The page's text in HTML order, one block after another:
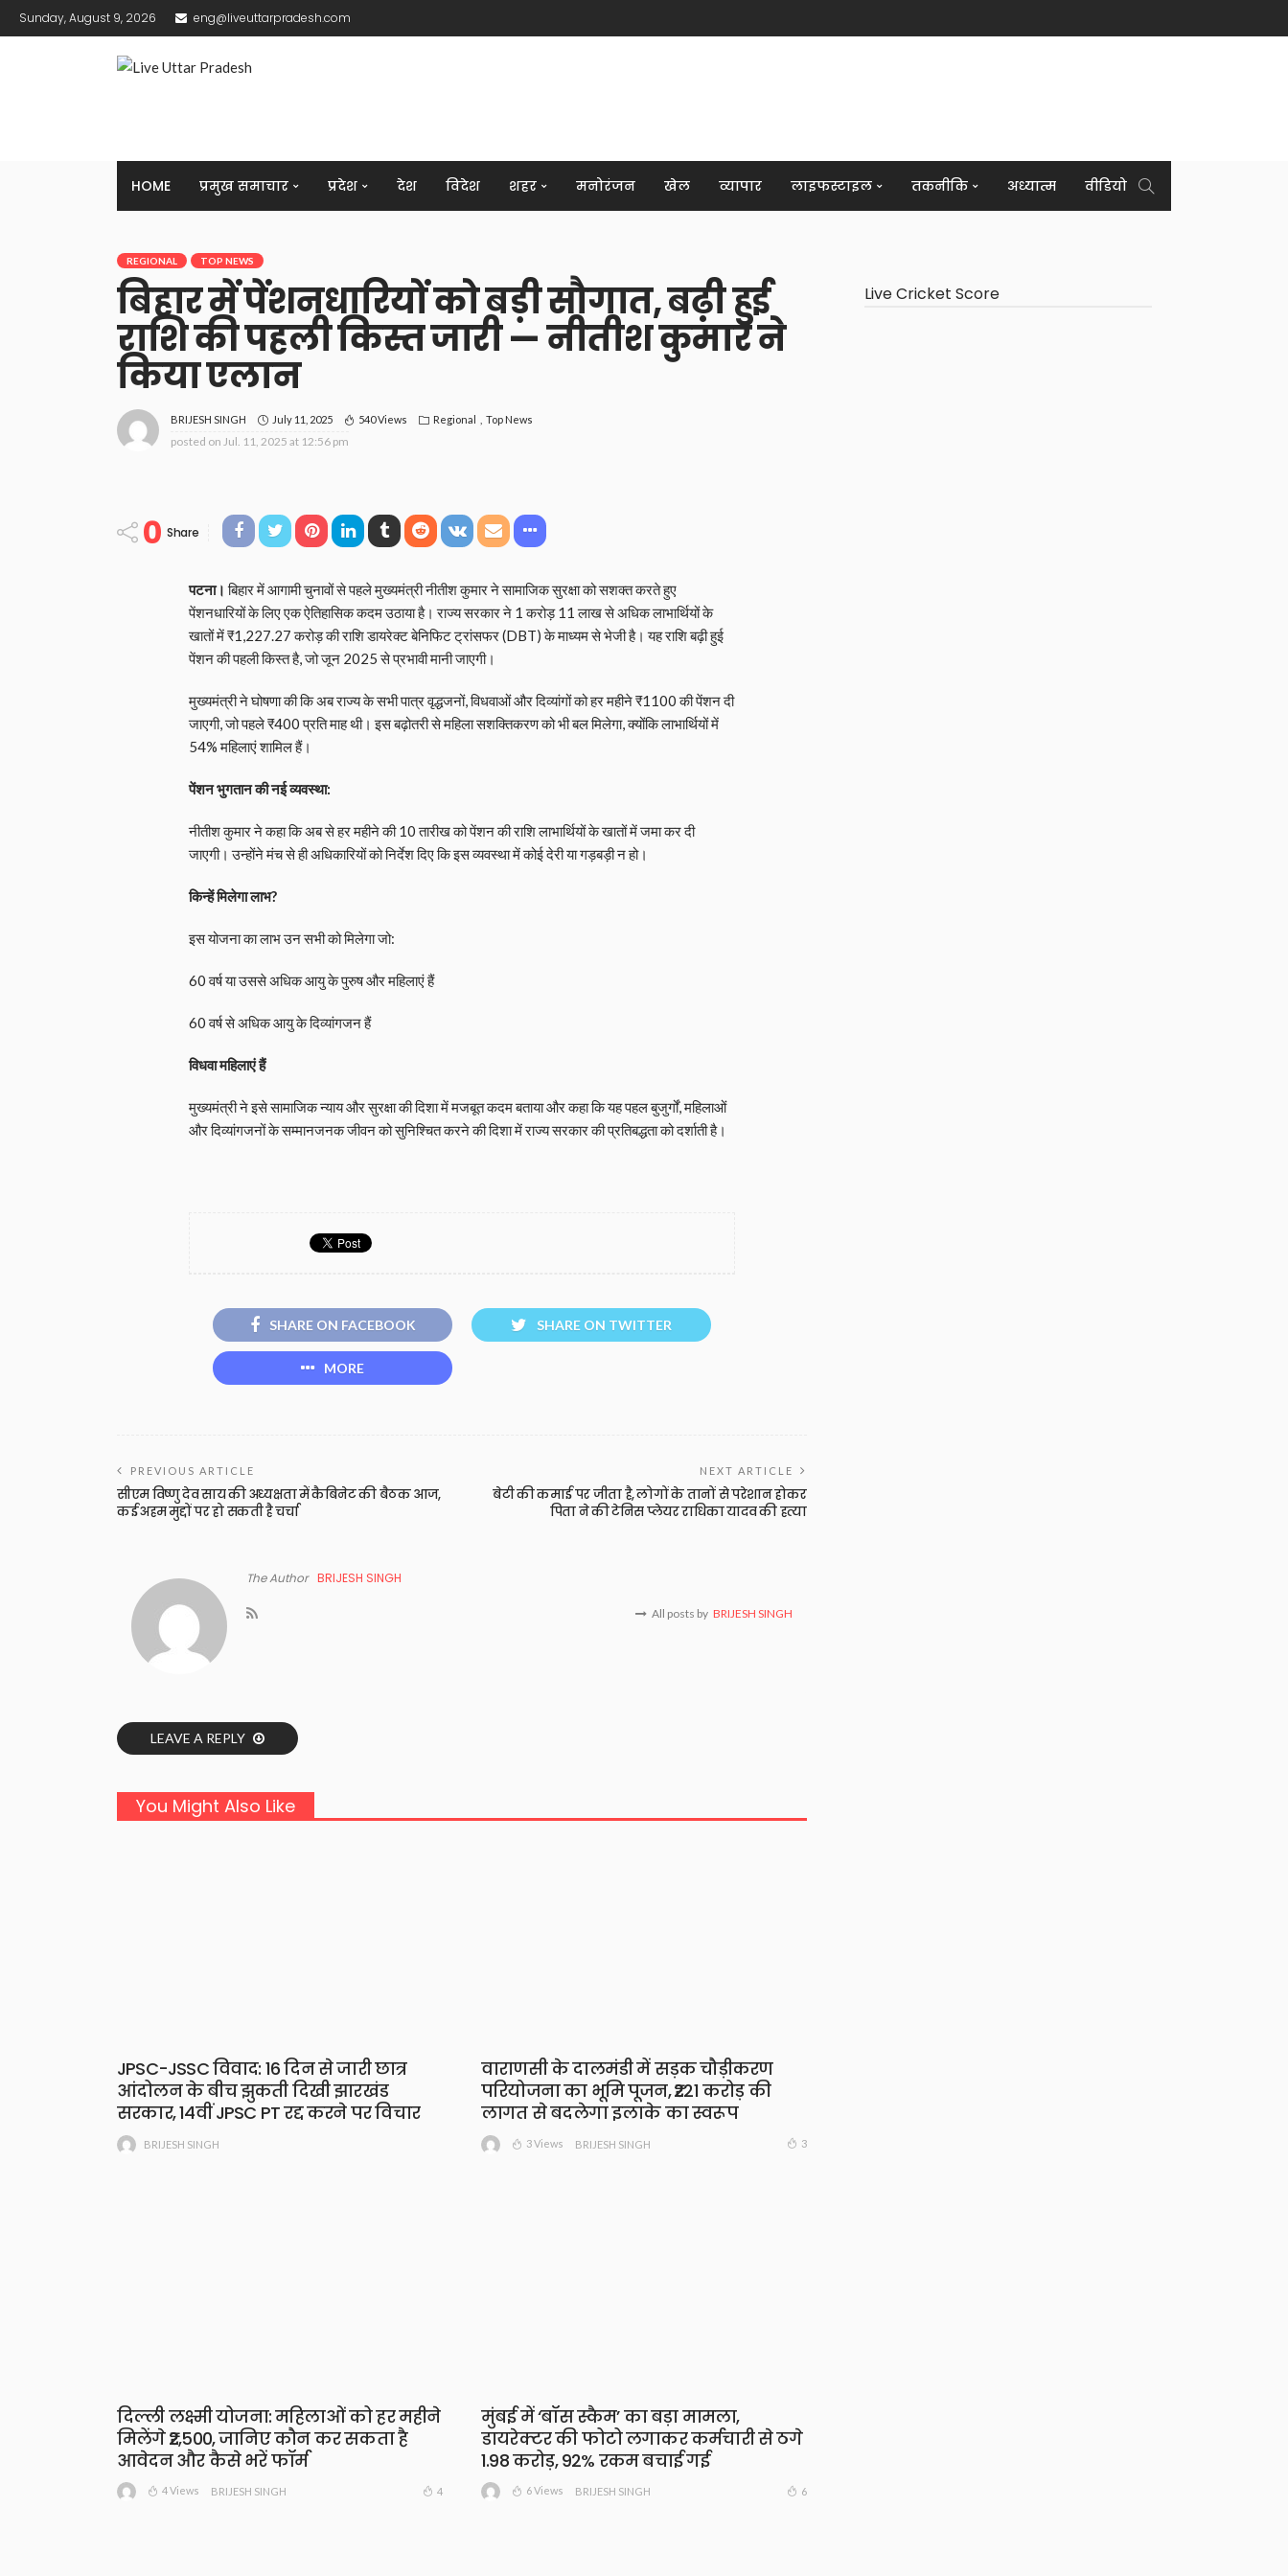
Sunday, August 9, 2026 eng@liveuttarpradesh.com
HOME प्रमुख समाचार प्रदेश देश विदेश शहर मनोरंजन खेल व्यापार लाइफस्टाइल तकनीकि अध्यात्म वीडियो
REGIONAL TOP NEWS
बिहार में पेंशनधारियों को बड़ी सौगात, बढ़ी हुई
राशि की पहली किस्त जारी — नीतीश कुमार ने
किया एलान
BRIJESH SINGH July 11, 2025 540 Views Regional Top News
posted on Jul. 11, 2025 at 12:56 pm
0 Share
पटना। बिहार में आगामी चुनावों से पहले मुख्यमंत्री नीतीश कुमार ने सामाजिक सुरक्षा को सशक्त करते हुए
पेंशनधारियों के लिए एक ऐतिहासिक कदम उठाया है। राज्य सरकार ने 1 करोड़ 11 लाख से अधिक लाभार्थियों के
खातों में ₹1,227.27 करोड़ की राशि डायरेक्ट बेनिफिट ट्रांसफर (DBT) के माध्यम से भेजी है। यह राशि बढ़ी हुई
पेंशन की पहली किस्त है, जो जून 2025 से प्रभावी मानी जाएगी।
मुख्यमंत्री ने घोषणा की कि अब राज्य के सभी पात्र वृद्धजनों, विधवाओं और दिव्यांगों को हर महीने ₹1100 की पेंशन दी
जाएगी, जो पहले ₹400 प्रति माह थी। इस बढ़ोतरी से महिला सशक्तिकरण को भी बल मिलेगा, क्योंकि लाभार्थियों में
54% महिलाएं शामिल हैं।
पेंशन भुगतान की नई व्यवस्था:
नीतीश कुमार ने कहा कि अब से हर महीने की 10 तारीख को पेंशन की राशि लाभार्थियों के खातों में जमा कर दी
जाएगी। उन्होंने मंच से ही अधिकारियों को निर्देश दिए कि इस व्यवस्था में कोई देरी या गड़बड़ी न हो।
किन्हें मिलेगा लाभ?
इस योजना का लाभ उन सभी को मिलेगा जो:
60 वर्ष या उससे अधिक आयु के पुरुष और महिलाएं हैं
60 वर्ष से अधिक आयु के दिव्यांगजन हैं
विधवा महिलाएं हैं
मुख्यमंत्री ने इसे सामाजिक न्याय और सुरक्षा की दिशा में मजबूत कदम बताया और कहा कि यह पहल बुजुर्गों, महिलाओं
और दिव्यांगजनों के सम्मानजनक जीवन को सुनिश्चित करने की दिशा में राज्य सरकार की प्रतिबद्धता को दर्शाती है।
SHARE ON FACEBOOK SHARE ON TWITTER
MORE
PREVIOUS ARTICLE
सीएम विष्णु देव साय की अध्यक्षता में कैबिनेट की बैठक आज,
कई अहम मुद्दों पर हो सकती है चर्चा
NEXT ARTICLE
बेटी की कमाई पर जीता है, लोगों के तानों से परेशान होकर
पिता ने की टेनिस प्लेयर राधिका यादव की हत्या
The Author BRIJESH SINGH
All posts by BRIJESH SINGH
LEAVE A REPLY
You Might Also Like
JPSC-JSSC विवाद: 16 दिन से जारी छात्र
आंदोलन के बीच झुकती दिखी झारखंड
सरकार, 14वीं JPSC PT रद्द करने पर विचार
BRIJESH SINGH
वाराणसी के दालमंडी में सड़क चौड़ीकरण
परियोजना का भूमि पूजन, ₹221 करोड़ की
लागत से बदलेगा इलाके का स्वरूप
3 Views BRIJESH SINGH 3
दिल्ली लक्ष्मी योजना: महिलाओं को हर महीने
मिलेंगे ₹2,500, जानिए कौन कर सकता है
आवेदन और कैसे भरें फॉर्म
4 Views BRIJESH SINGH 4
मुंबई में ‘बॉस स्कैम’ का बड़ा मामला,
डायरेक्टर की फोटो लगाकर कर्मचारी से ठगे
1.98 करोड़, 92% रकम बचाई गई
6 Views BRIJESH SINGH 6
Live Cricket Score